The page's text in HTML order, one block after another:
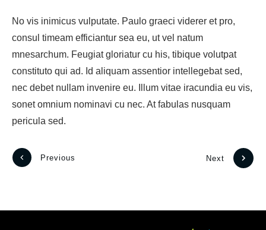
No vis inimicus vulputate. Paulo graeci viderer et pro,
consul timeam efficiantur sea eu, ut vel natum
mnesarchum. Feugiat gloriatur cu his, tibique volutpat
constituto qui ad. Id aliquam assentior intellegebat sed,
nec debet nullam invenire eu. Illum vitae iracundia eu vis,
sonet omnium nominavi cu nec. At fabulas nusquam
pericula sed.
Previous Next